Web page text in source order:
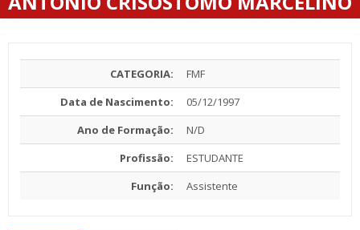
CATEGORIA:
FMF
Data de Nascimento:
05/12/1997
Ano de Formação:
N/D
Profissão:
ESTUDANTE
Função:
Assistente